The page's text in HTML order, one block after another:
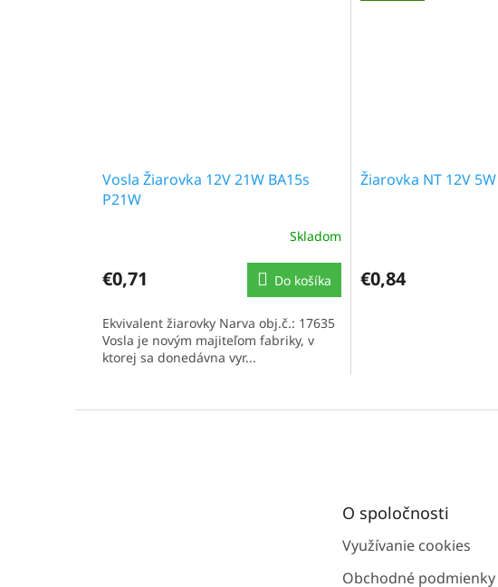
Vosla Žiarovka 12V 21W BA15s
P21W
Skladom
€0,71 Do košíka
Ekvivalent žiarovky Narva obj.č.: 17635
Vosla je novým majiteľom fabriky, v
ktorej sa donedávna vyr...
Žiarovka NT 12V
€0,84
O spoločnosti
Využívanie cookies
Obchodné podmienky